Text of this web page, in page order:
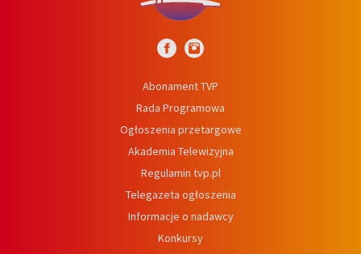
Abonament TVP
Rada Programowa
Ogłoszenia przetargowe
Akademia Telewizyjna
Regulamin tvp.pl
Telegazeta ogłoszenia
Informacje o nadawcy
Konkursy